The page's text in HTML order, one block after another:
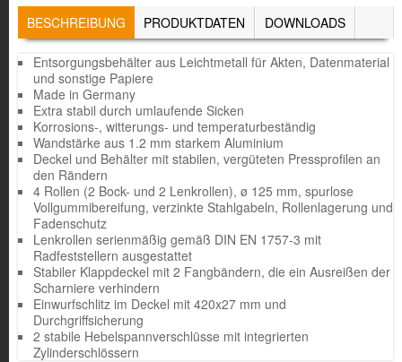
TABS
BESCHREIBUNG (AKTIVER
REITER)
PRODUKTDATEN DOWNLOADS
Entsorgungsbehälter aus Leichtmetall für Akten, Datenmaterial
und sonstige Papiere
Made in Germany
Extra stabil durch umlaufende Sicken
Korrosions-, witterungs- und temperaturbeständig
Wandstärke aus 1.2 mm starkem Aluminium
Deckel und Behälter mit stabilen, vergüteten Pressprofilen an
den Rändern
4 Rollen (2 Bock- und 2 Lenkrollen), ø 125 mm, spurlose
Vollgummibereifung, verzinkte Stahlgabeln, Rollenlagerung und
Fadenschutz
Lenkrollen serienmäßig gemäß DIN EN 1757-3 mit
Radfeststellern ausgestattet
Stabiler Klappdeckel mit 2 Fangbändern, die ein Ausreißen der
Scharniere verhindern
Einwurfschlitz im Deckel mit 420x27 mm und
Durchgriffsicherung
2 stabile Hebelspannverschlüsse mit integrierten
Zylinderschlössern